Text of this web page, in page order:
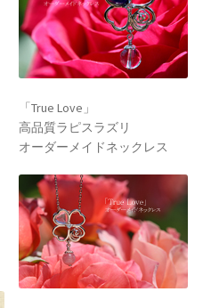
「True Love」
高品質ラピスラズリ
オーダーメイドネックレス